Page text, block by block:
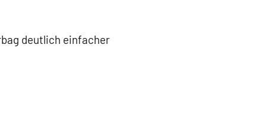
deutlich einfacher